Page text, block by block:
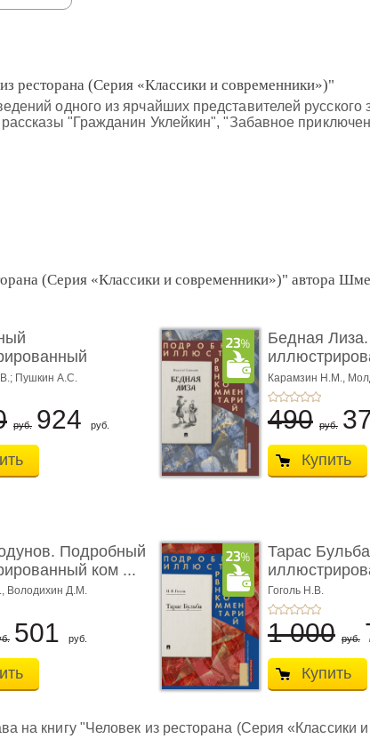
ресторана (Серия «Классики и современники»)"
одного из ярчайших представителей
рассказы "Гражданин Уклейкин", "Забавное
(Серия «Классики и современники»)" автора
к ром� ...
Пушкин А.С.
руб. 924 руб.
Бедная
...
Карамзин Н.М.,
490 руб.
Купить
Подробный
ком ...
Володихин Д.М.
501 руб.
Тарас
Гоголь Н.В.
1 000 руб.
Купить
на книгу "Человек из ресторана (Серия